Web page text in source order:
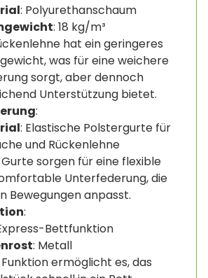
: Polyurethanschaum
: 18 kg/m³
hat ein geringeres
was für eine weichere
sorgt, aber dennoch
Unterstützung bietet.
:
: Elastische Polstergurte für
und Rückenlehne
Gurte sorgen für eine flexible
Unterfederung, die
Bewegungen anpasst.
:
Bettfunktion
: Metall
Funktion ermöglicht es, das